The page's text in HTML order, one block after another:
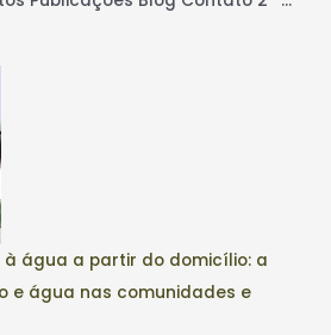
água a partir do domicílio: a
e água nas comunidades e